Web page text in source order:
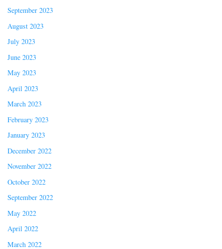
September 2023
August 2023
July 2023
June 2023
May 2023
April 2023
March 2023
February 2023
January 2023
December 2022
November 2022
October 2022
September 2022
May 2022
April 2022
March 2022